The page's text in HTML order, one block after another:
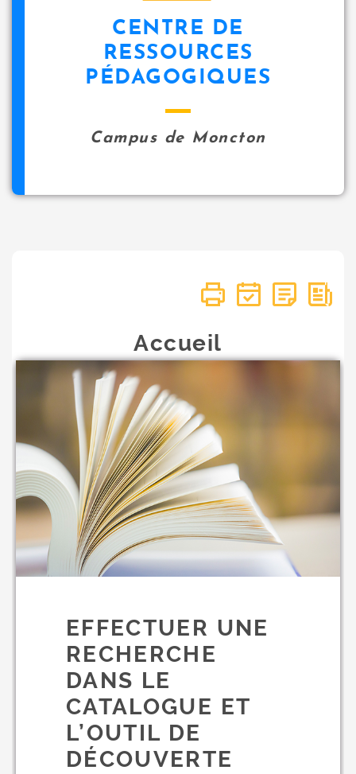
CENTRE DE
RESSOURCES
PÉDAGOGIQUES
Campus de Moncton
Accueil
EFFECTUER UNE
RECHERCHE
DANS LE
CATALOGUE ET
L’OUTIL DE
DÉCOUVERTE